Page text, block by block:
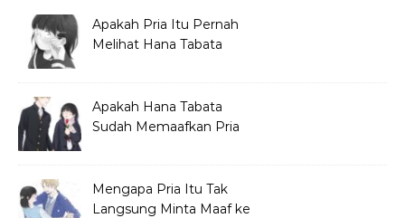
Apakah Pria Itu Pernah
Melihat Hana Tabata
Apakah Hana Tabata
Sudah Memaafkan Pria
Mengapa Pria Itu Tak
Langsung Minta Maaf ke